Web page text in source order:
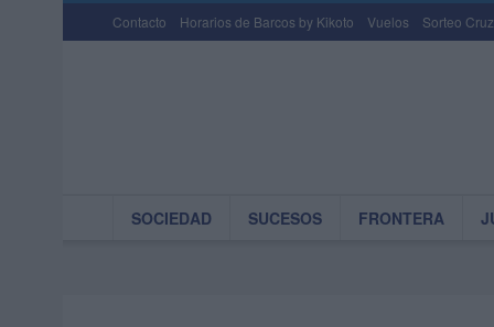
Contacto Horarios de Barcos by Kikoto Vuelos Sorteo
SOCIEDAD SUCESOS FRONTERA